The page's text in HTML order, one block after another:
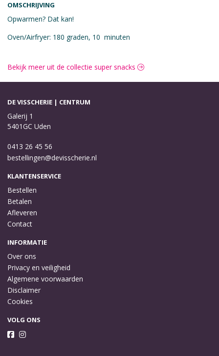
OMSCHRIJVING
Opwarmen? Dat kan!
Oven/Airfryer: 180 graden, 10 minuten
Bekijk meer uit de collectie super snacks
DE VISSCHERIE | CENTRUM
Galerij 1
5401GC Uden
0413 26 45 56
bestellingen@devisscherie.nl
KLANTENSERVICE
Bestellen
Betalen
Afleveren
Contact
INFORMATIE
Over ons
Privacy en veiligheid
Algemene voorwaarden
Disclaimer
Cookies
VOLG ONS